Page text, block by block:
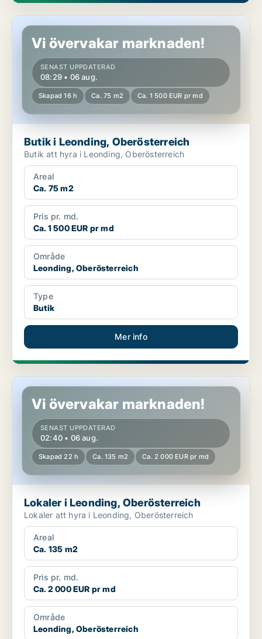
Butik i Leonding, Oberösterreich
Vi övervakar marknaden!
SENAST UPPDATERAD
08:29 • 06 aug.
Skapad 16 h Ca. 75 m2 Ca. 1 500 EUR pr md
Butik i Leonding, Oberösterreich
Butik att hyra i Leonding, Oberösterreich
Areal
Ca. 75 m2
Pris pr. md.
Ca. 1 500 EUR pr md
Område
Leonding, Oberösterreich
Type
Butik
Mer info
Lokaler i Leonding, Oberösterreich
Vi övervakar marknaden!
SENAST UPPDATERAD
02:40 • 06 aug.
Skapad 22 h Ca. 135 m2 Ca. 2 000 EUR pr md
Lokaler i Leonding, Oberösterreich
Lokaler att hyra i Leonding, Oberösterreich
Areal
Ca. 135 m2
Pris pr. md.
Ca. 2 000 EUR pr md
Område
Leonding, Oberösterreich